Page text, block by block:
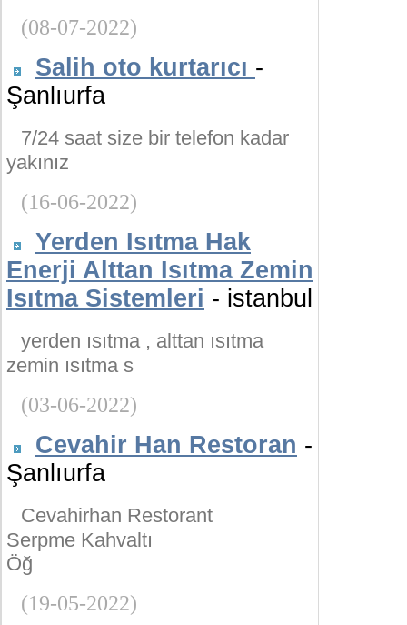
(08-07-2022)
Salih oto kurtarıcı -
Şanlıurfa
7/24 saat size bir telefon kadar
yakınız
(16-06-2022)
Yerden Isıtma Hak
Enerji Alttan Isıtma Zemin
Isıtma Sistemleri - istanbul
yerden ısıtma , alttan ısıtma
zemin ısıtma s
(03-06-2022)
Cevahir Han Restoran -
Şanlıurfa
Cevahirhan Restorant
Serpme Kahvaltı
Öğ
(19-05-2022)